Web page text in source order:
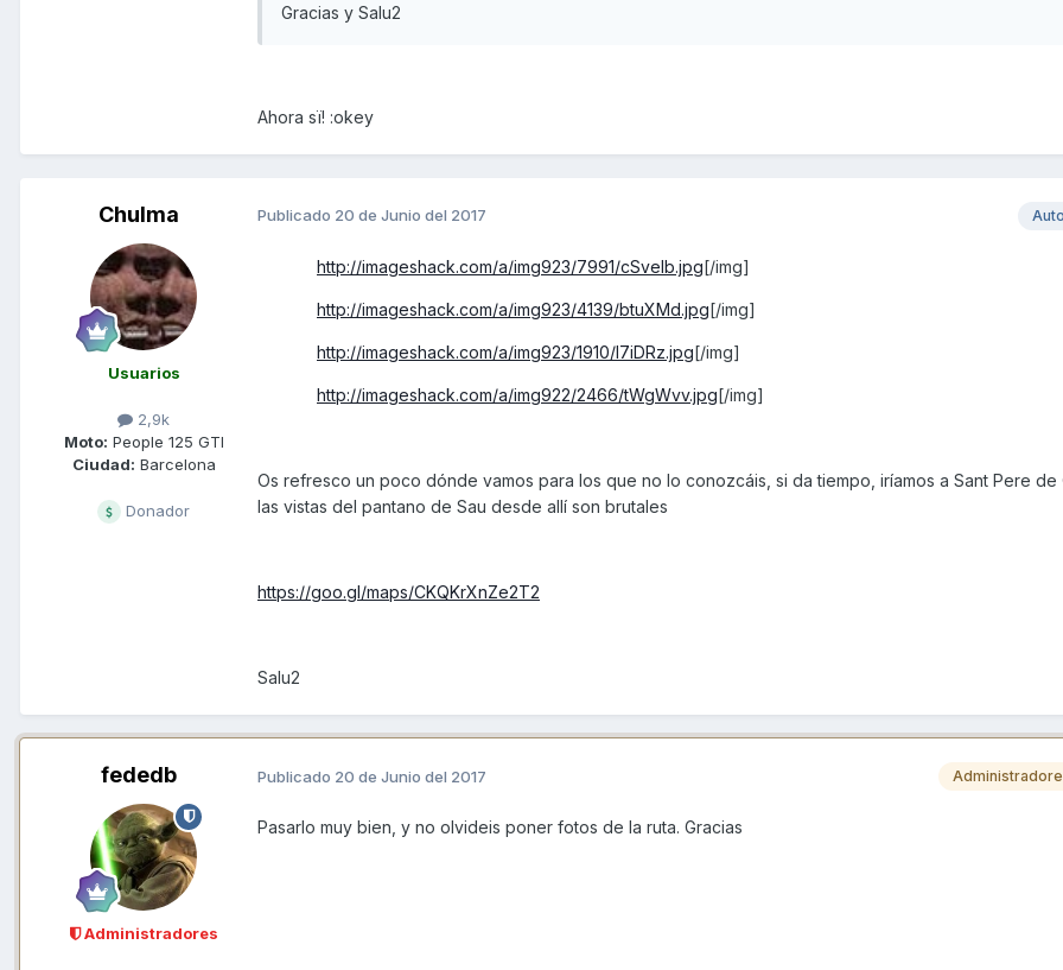
Gracias y Salu2
Ahora sï! :okey
Chulma
Usuarios
2,9k
Moto: People 125 GTI
Ciudad: Barcelona
Donador
Publicado 20 de Junio del 2017
http://imageshack.com/a/img923/7991/cSvelb.jpg[/img]
http://imageshack.com/a/img923/4139/btuXMd.jpg[/img]
http://imageshack.com/a/img923/1910/I7iDRz.jpg[/img]
http://imageshack.com/a/img922/2466/tWgWvv.jpg[/img]
Os refresco un poco dónde vamos para los que no lo conozcáis, si da tiempo, iríamos a Sant Pere de
las vistas del pantano de Sau desde allí son brutales
https://goo.gl/maps/CKQKrXnZe2T2
Salu2
fededb
Administradores
Publicado 20 de Junio del 2017
Pasarlo muy bien, y no olvideis poner fotos de la ruta. Gracias